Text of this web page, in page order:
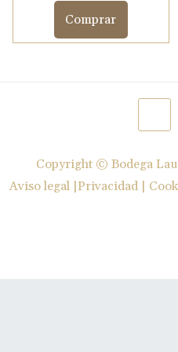
3
cantidad
Comprar
Copyright © Bodega
Aviso legal |Privacidad |